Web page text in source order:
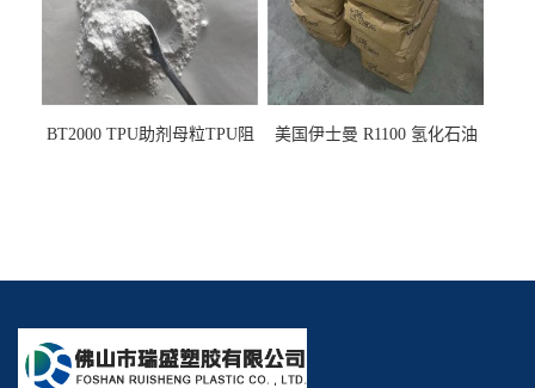
BT2000 TPU助剂母粒TPU阻
美国伊士曼 R1100 氢化石油